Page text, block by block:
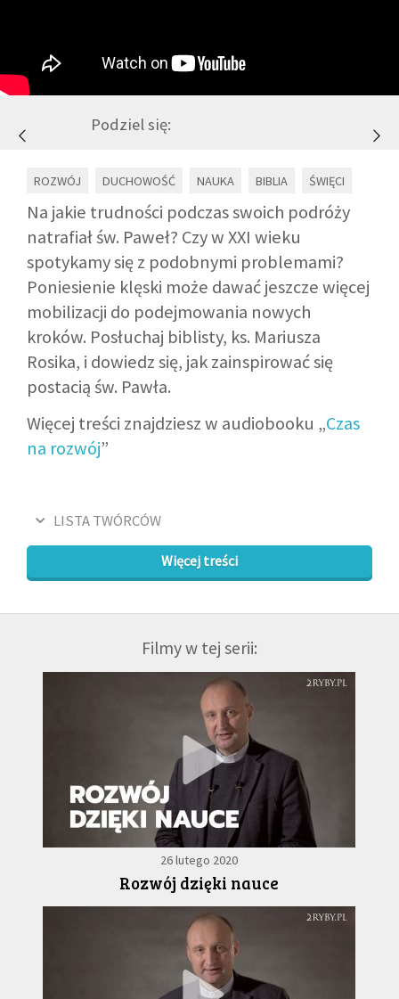
PARTNERZY
NEWSLETTER
DLA MEDIÓW
KONTAKT
Podziel się:
ROZWÓJ DUCHOWOŚĆ NAUKA BIBLIA ŚWIĘCI
Na jakie trudności podczas swoich podróży
natrafiał św. Paweł? Czy w XXI wieku
spotykamy się z podobnymi problemami?
Poniesienie klęski może dawać jeszcze więcej
mobilizacji do podejmowania nowych
kroków. Posłuchaj biblisty, ks. Mariusza
Rosika, i dowiedz się, jak zainspirować się
postacią św. Pawła.
Więcej treści znajdziesz w audiobooku „Czas
na rozwój”
LISTA TWÓRCÓW
Więcej treści
Filmy w tej serii:
26 lutego 2020
Rozwój dzięki nauce